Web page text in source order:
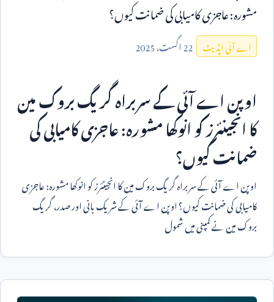
اے آئی اپڈیٹ 22اگست،2025
اوپن اے آئی کے سربراہ گریگ بروک مین
کا انجینئرز کو انوکھا مشورہ: عاجزی کامیابی کی
ضمانت کیوں؟
اوپن اے آئی کے سربراہ گریگ بروک مین کا انجینئرز کو انوکھا مشورہ: عاجزی
کامیابی کی ضمانت کیوں؟ اوپن اے آئی کے شریک بانی اور صدر، گریگ
بروک مین نے کمپنی میں شمول